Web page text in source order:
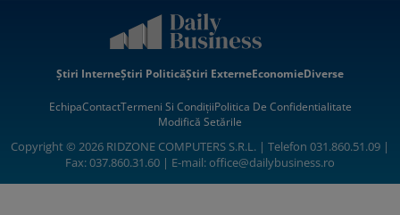
Știri InterneȘtiri PoliticăȘtiri ExterneEconomieDiverse
EchipaContactTermeni Si CondițiiPolitica De Confidentialitate
Modifică Setările
Copyright © 2026 RIDZONE COMPUTERS S.R.L. | Telefon 031.860.51.09 |
Fax: 037.860.31.60 | E-mail:office@dailybusiness.ro